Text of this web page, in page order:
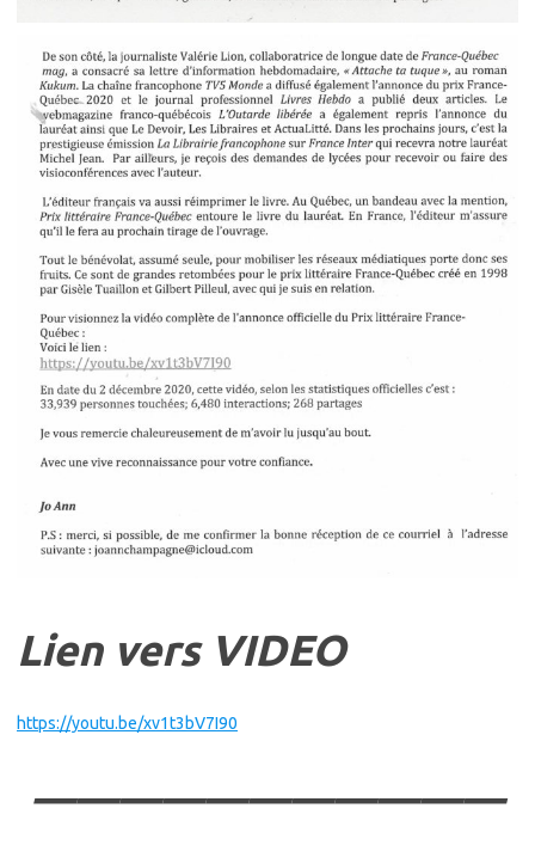
Lien vers VIDEO
https://youtu.be/xv1t3bV7I90
———————————